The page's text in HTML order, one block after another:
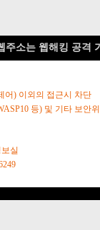
주소는 웹해킹 공격
어) 이외의 접근시 차단
등) 및 기타 보안
실